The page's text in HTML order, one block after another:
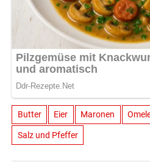
Butter Eier Maronen
Salz und Pfeffer